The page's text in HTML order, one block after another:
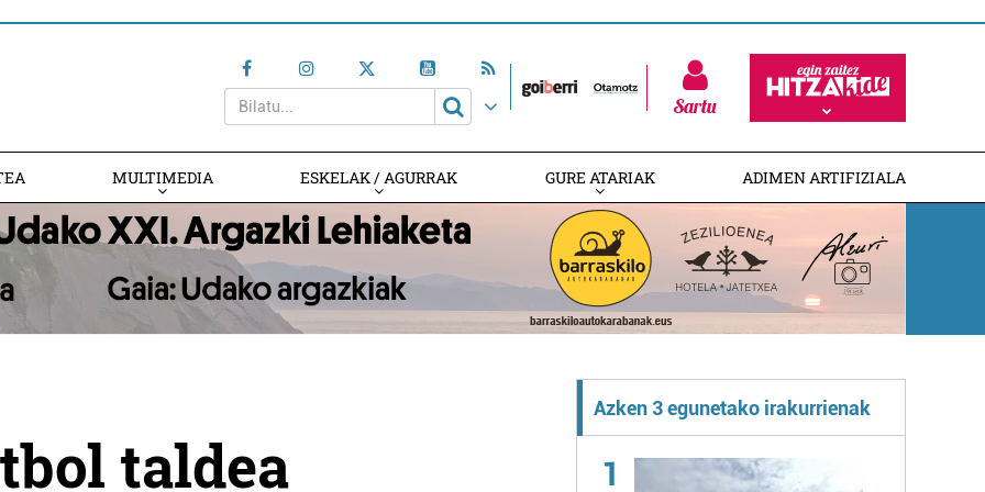
Sartu
MULTIMEDIA ESKELAK / AGURRAK GURE ATARIAK ADIMEN ARTIFIZIALA
taldea
Azken 3 egunetako irakurrienak
1